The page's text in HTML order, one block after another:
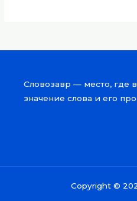
Словозавр — место, где
значение слова и его
Copyright ©